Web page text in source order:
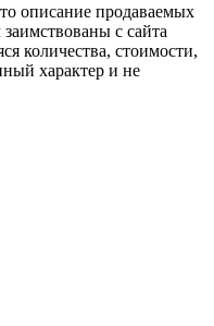
описание продаваемых
с сайта
количества, стоимости,
характер и не